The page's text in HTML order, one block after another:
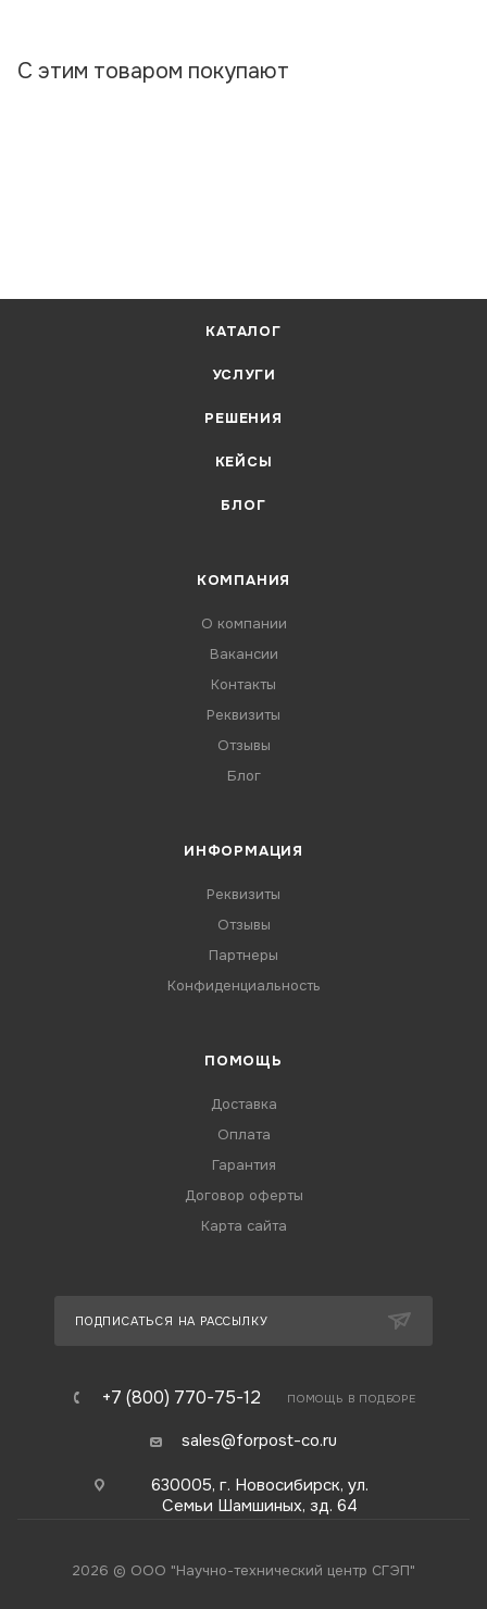
С этим товаром покупают
КАТАЛОГ
УСЛУГИ
РЕШЕНИЯ
КЕЙСЫ
БЛОГ
КОМПАНИЯ
О компании
Вакансии
Контакты
Реквизиты
Отзывы
Блог
ИНФОРМАЦИЯ
Реквизиты
Отзывы
Партнеры
Конфиденциальность
ПОМОЩЬ
Доставка
Оплата
Гарантия
Договор оферты
Карта сайта
ПОДПИСАТЬСЯ НА РАССЫЛКУ
+7 (800) 770-75-12 ПОМОЩЬ В ПОДБОРЕ
sales@forpost-co.ru
630005, г. Новосибирск, ул.
Семьи Шамшиных, зд. 64
2026 © ООО "Научно-технический центр СГЭП"